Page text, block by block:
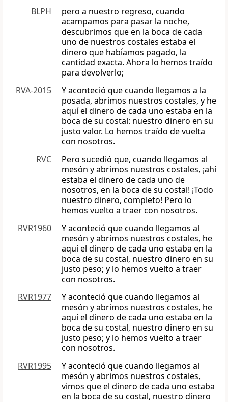
BLPH
pero a nuestro regreso, cuando
acampamos para pasar la noche,
descubrimos que en la boca de cada
uno de nuestros costales estaba el
dinero que habíamos pagado, la
cantidad exacta. Ahora lo hemos traído
para devolverlo;
RVA-2015
Y aconteció que cuando llegamos a la
posada, abrimos nuestros costales, y he
aquí el dinero de cada uno estaba en la
boca de su costal: nuestro dinero en su
justo valor. Lo hemos traído de vuelta
con nosotros.
RVC
Pero sucedió que, cuando llegamos al
mesón y abrimos nuestros costales, ¡ahí
estaba el dinero de cada uno de
nosotros, en la boca de su costal! ¡Todo
nuestro dinero, completo! Pero lo
hemos vuelto a traer con nosotros.
RVR1960
Y aconteció que cuando llegamos al
mesón y abrimos nuestros costales, he
aquí el dinero de cada uno estaba en la
boca de su costal, nuestro dinero en su
justo peso; y lo hemos vuelto a traer
con nosotros.
RVR1977
Y aconteció que cuando llegamos al
mesón y abrimos nuestros costales, he
aquí el dinero de cada uno estaba en la
boca de su costal, nuestro dinero en su
justo peso; y lo hemos vuelto a traer
con nosotros.
RVR1995
Y aconteció que cuando llegamos al
mesón y abrimos nuestros costales,
vimos que el dinero de cada uno estaba
en la boca de su costal, nuestro dinero